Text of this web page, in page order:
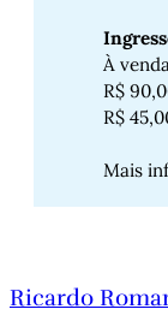
À
R$
R$
Mais
Ricardo